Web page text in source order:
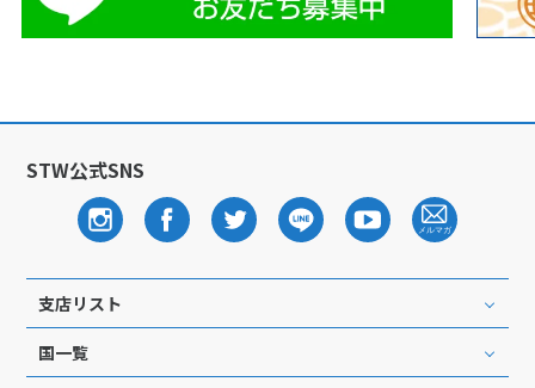
STW公式SNS
支店リスト
国一覧